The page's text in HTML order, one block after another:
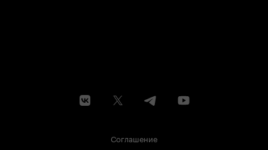
Соглашение